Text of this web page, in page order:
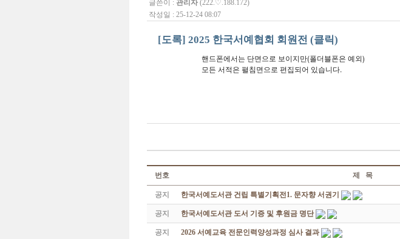
글쓴이 : 관리자 (222.♡.188.172)
작성일 : 25-12-24 08:07
[도록] 2025 한국서예협회 회원전 (클릭)
핸드폰에서는 단면으로 보이지만(폴더블폰은 예외)
모든 서적은 펼침면으로 편집되어 있습니다.
번호 제 목
공지 한국서예도서관 건립 특별기획전1. 문자향 서권기
공지 한국서예도서관 도서 기증 및 후원금 명단
공지 2026 서예교육 전문인력양성과정 심사 결과